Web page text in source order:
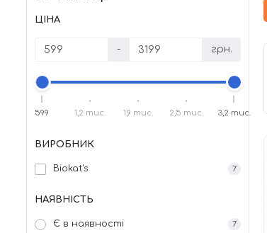
ЦІНА
- грн.
599 1,2 тис. 1,9 тис. 2,5 тис. 3,2 тис.
ВИРОБНИК
Biokat's 7
НАЯВНІСТЬ
Є в наявності 7